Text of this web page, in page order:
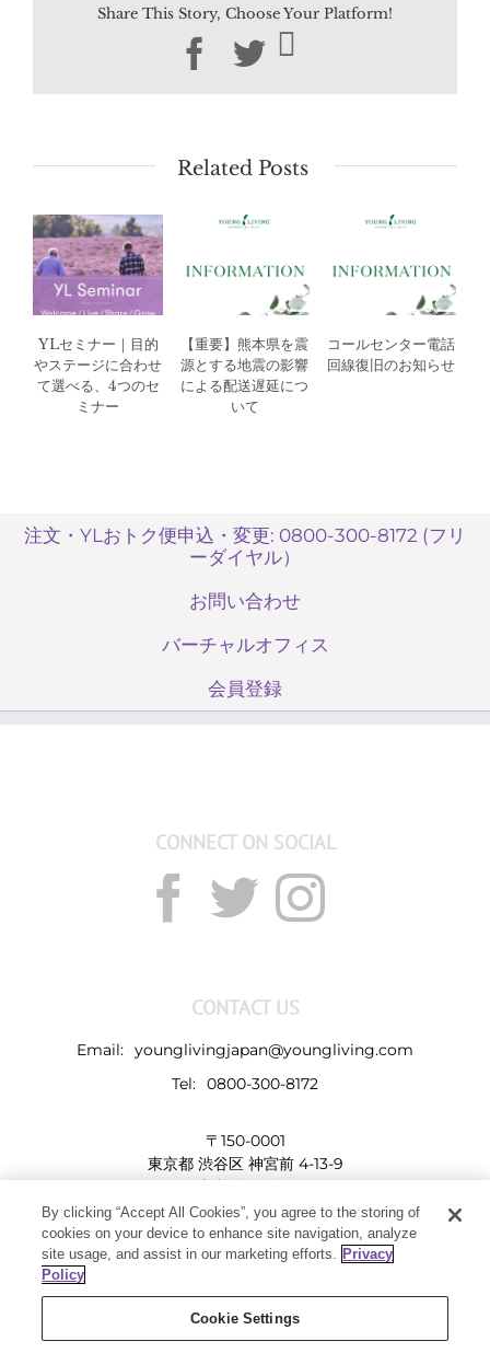
Share This Story, Choose Your Platform!
Facebook
Twitter
Related Posts
YLセミナー｜目的
やステージに合わせ
て選べる、4つのセ
ミナー
【重要】熊本県を震
源とする地震の影響
による配送遅延につ
いて
コールセンター電話
回線復旧のお知らせ
注文・YLおトク便申込・変更: 0800-300-8172 (フリ
ーダイヤル）
お問い合わせ
バーチャルオフィス
会員登録
CONNECT ON SOCIAL
CONTACT US
Email: younglivingjapan@youngliving.com
Tel: 0800-300-8172
〒150-0001
東京都 渋谷区 神宮前 4-13-9
By clicking “Accept All Cookies”, you agree to the storing of
cookies on your device to enhance site navigation, analyze
site usage, and assist in our marketing efforts. Privacy
Policy
Cookie Settings